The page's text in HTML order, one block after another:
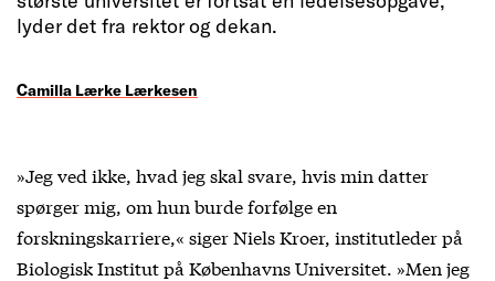
lyder det fra rektor og dekan.
Camilla Lærke Lærkesen
»Jeg ved ikke, hvad jeg skal svare, hvis min datter
spørger mig, om hun burde forfølge en
forskningskarriere,« siger Niels Kroer, institutleder på
Biologisk Institut på Københavns Universitet. »Men jeg